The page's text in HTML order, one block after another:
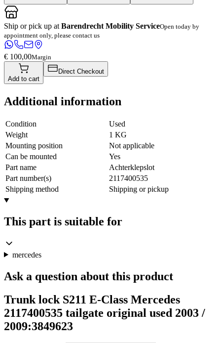
Ship or pick up at Barendrecht Mobility ServiceOpen today by
appointment only, please contact us
€ 100,00Margin
Add to cart
Direct Checkout
Additional information
Condition
Used
Weight
1 KG
Mounting position
Not applicable
Can be mounted
Yes
Part name
Achterklepslot
Part number(s)
2117400535
Shipping method
Shipping or pickup
This part is suitable for
mercedes
Ask a question about this product
Trunk lock S211 E-Class Mercedes
2117400535 tailgate original used 2003 /
2009:3849623